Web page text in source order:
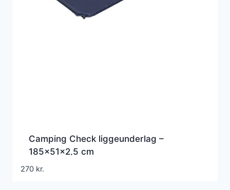
Camping Check liggeunderlag –
185x51x2,5 cm
270 kr.